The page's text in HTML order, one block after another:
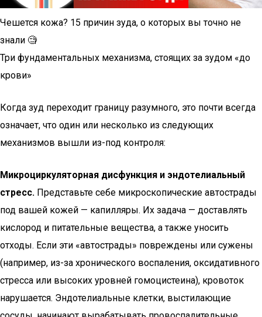
Чешется кожа? 15 причин зуда, о которых вы точно не
знали 🧐
Три фундаментальных механизма, стоящих за зудом «до
крови»
Когда зуд переходит границу разумного, это почти всегда
означает, что один или несколько из следующих
механизмов вышли из-под контроля:
Микроциркуляторная дисфункция и эндотелиальный
стресс. Представьте себе микроскопические автострады
под вашей кожей — капилляры. Их задача — доставлять
кислород и питательные вещества, а также уносить
отходы. Если эти «автострады» повреждены или сужены
(например, из-за хронического воспаления, оксидативного
стресса или высоких уровней гомоцистеина), кровоток
нарушается. Эндотелиальные клетки, выстилающие